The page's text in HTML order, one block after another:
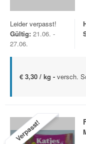
Leider verpasst!
Gültig: 21.06. -
27.06.
€ 3,30 / kg - versch.
Verpasst!